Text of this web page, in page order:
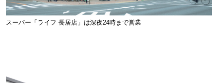
スーパー「ライフ 長居店」は深夜24時まで営業